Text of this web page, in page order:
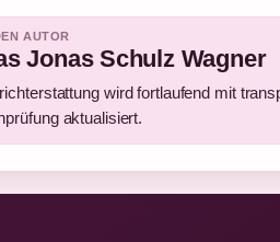
AUTOR
Jonas Schulz Wagner
wird fortlaufend mit
aktualisiert.